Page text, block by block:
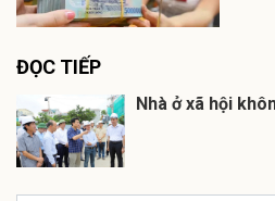
ĐỌC TIẾP
Nhà ở xã hội